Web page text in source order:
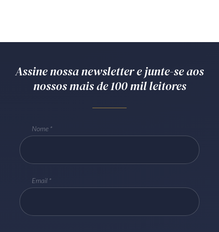
Av. Sete de Setembro, 4698
Batel Curitiba/ PR CEP80240-000
Assine nossa newsletter e junte-se aos
nossos mais de 100 mil leitores
Nome
Email